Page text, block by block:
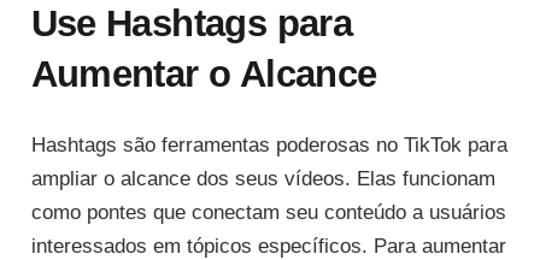
Use Hashtags para
Aumentar o Alcance
Hashtags são ferramentas poderosas no TikTok para
ampliar o alcance dos seus vídeos. Elas funcionam
como pontes que conectam seu conteúdo a usuários
interessados em tópicos específicos. Para aumentar